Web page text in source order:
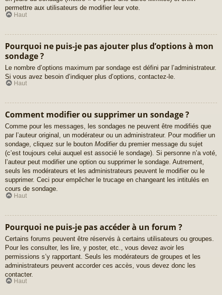
permettre aux utilisateurs de modifier leur vote.
Haut
Pourquoi ne puis-je pas ajouter plus d’options à mon
sondage ?
Le nombre d’options maximum par sondage est défini par l’administrateur.
Si vous avez besoin d’indiquer plus d’options, contactez-le.
Haut
Comment modifier ou supprimer un sondage ?
Comme pour les messages, les sondages ne peuvent être modifiés que
par l’auteur original, un modérateur ou un administrateur. Pour modifier un
sondage, cliquez sur le bouton Modifierdu premier message du sujet
(c’est toujours celui auquel est associé le sondage). Si personne n’a voté,
l’auteur peut modifier une option ou supprimer le sondage. Autrement,
seuls les modérateurs et les administrateurs peuvent le modifier ou le
supprimer. Ceci pour empêcher le trucage en changeant les intitulés en
cours de sondage.
Haut
Pourquoi ne puis-je pas accéder à un forum ?
Certains forums peuvent être réservés à certains utilisateurs ou groupes.
Pour les consulter, les lire, y poster, etc., vous devez avoir les
permissions s’y rapportant. Seuls les modérateurs de groupes et les
administrateurs peuvent accorder ces accès, vous devez donc les
contacter.
Haut